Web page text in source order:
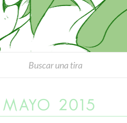
MAYO 2015